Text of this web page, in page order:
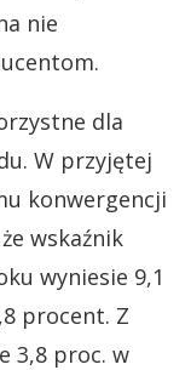
nie
dla
W przyjętej
konwergencji
wskaźnik
wyniesie 9,1
procent. Z
3,8 proc. w